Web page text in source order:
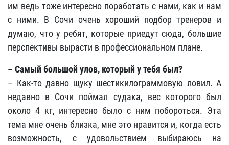
им ведь тоже интересно поработать с нами, как и нам
с ними. В Сочи очень хороший подбор тренеров и
думаю, что у ребят, которые приедут сюда, большие
перспективы вырасти в профессиональном плане.
– Самый большой улов, который у тебя был?
– Как-то давно щуку шестикилограммовую ловил. А
недавно в Сочи поймал судака, вес которого был
около 4 кг, интересно было с ним побороться. Эта
тема мне очень близка, мне это нравится и, когда есть
возможность, с удовольствием выбираюсь на